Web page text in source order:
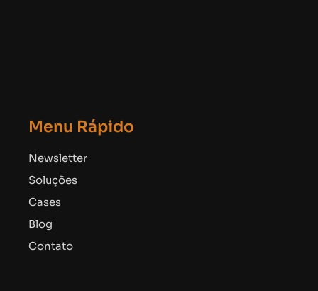
Menu Rápido
Newsletter
Soluções
Cases
Blog
Contato